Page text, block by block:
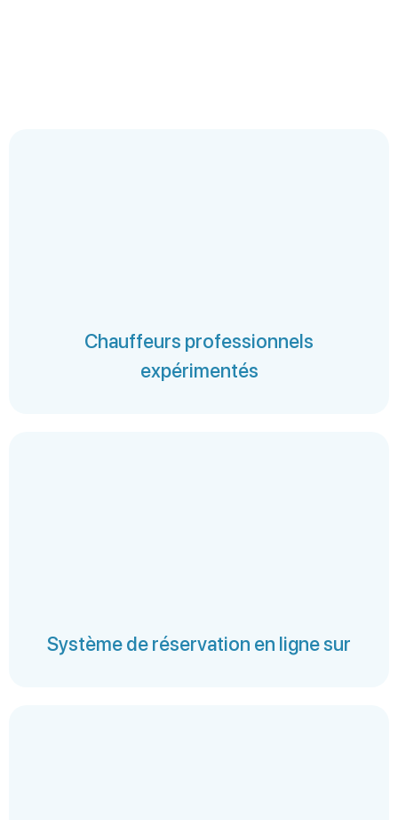
Chauffeurs professionnels
expérimentés
Système de réservation en ligne sur